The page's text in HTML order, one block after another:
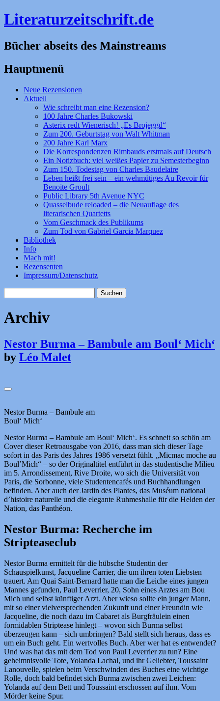
Literaturzeitschrift.de
Bücher abseits des Mainstreams
Hauptmenü
Zum
Inhalt
Neue Rezensionen
Aktuell
Wie schreibt man eine Rezension?
100 Jahre Charles Bukowski
Asterix redt Wienerisch! „Es Brojeggd“
Zum 200. Geburtstag von Walt Whitman
200 Jahre Karl Marx
Die Korrespondenzen Rimbauds erstmals auf Deutsch
Ein Notizbuch: viel weißes Papier zu Semesterbeginn
Zum 150. Todestag von Charles Baudelaire
Leben heißt frei sein – ein wehmütiges Au Revoir für
Benoite Groult
Public Library 5th Avenue NYC
Quasselbude reloaded – die Neuauflage des
literarischen Quartetts
Vom Geschmack des Publikums
Zum Tod von Gabriel Garcia Marquez
Bibliothek
Info
Mach mit!
Rezensenten
Impressum/Datenschutz
nach:
Archiv
Nestor Burma – Bambule am Boul‘ Mich‘
by Léo Malet
Nestor Burma – Bambule am
Boul‘ Mich‘
Nestor Burma – Bambule am Boul‘ Mich‘. Es schneit so schön am
Cover dieser Retroausgabe von 2016, dass man sich dieser Tage
sofort in das Paris des Jahres 1986 versetzt fühlt. „Micmac moche au
Boul’Mich“ – so der Originaltitel entführt in das studentische Milieu
im 5. Arrondissement, Rive Droite, wo sich die Universität von
Paris, die Sorbonne, viele Studentencafés und Buchhandlungen
befinden. Aber auch der Jardin des Plantes, das Muséum national
d’histoire naturelle und die elegante Ruhmeshalle für die Helden der
Nation, das Panthéon.
Nestor Burma: Recherche im
Stripteaseclub
Nestor Burma ermittelt für die hübsche Studentin der
Schauspielkunst, Jacqueline Carrier, die um ihren toten Liebsten
trauert. Am Quai Saint-Bernard hatte man die Leiche eines jungen
Mannes gefunden, Paul Leverrier, 20, Sohn eines Arztes am Bou
Mich und selbst künftiger Arzt. Aber wieso sollte ein junger Mann,
mit so einer vielversprechenden Zukunft und einer Freundin wie
Jacqueline, die noch dazu im Cabaret als Burgfräulein einen
formidablen Striptease hinlegt – wovon sich Burma selbst
überzeugen kann – sich umbringen? Bald stellt sich heraus, dass es
um ein Buch geht. Ein wertvolles Buch. Aber wer hat es entwendet?
Und was hat das mit dem Tod von Paul Leverrier zu tun? Eine
geheimnisvolle Tote, Yolanda Lachal, und ihr Geliebter, Toussaint
Lanouvelle, spielen beim Verschwinden des Buches eine wichtige
Rolle, doch bald befindet sich Burma zwischen zwei Leichen:
Yolanda auf dem Bett und Toussaint erschossen auf ihm. Vom
Mörder keine Spur.